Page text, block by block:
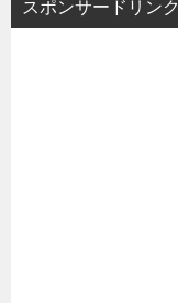
スポンサードリンク